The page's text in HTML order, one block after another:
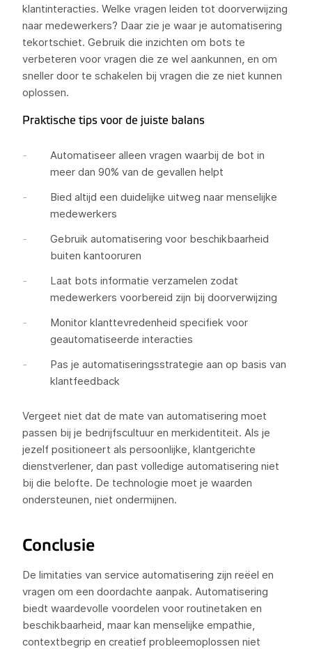
klantinteracties. Welke vragen leiden tot doorverwijzing
naar medewerkers? Daar zie je waar je automatisering
tekortschiet. Gebruik die inzichten om bots te
verbeteren voor vragen die ze wel aankunnen, en om
sneller door te schakelen bij vragen die ze niet kunnen
oplossen.
Praktische tips voor de juiste balans
Automatiseer alleen vragen waarbij de bot in
meer dan 90% van de gevallen helpt
Bied altijd een duidelijke uitweg naar menselijke
medewerkers
Gebruik automatisering voor beschikbaarheid
buiten kantooruren
Laat bots informatie verzamelen zodat
medewerkers voorbereid zijn bij doorverwijzing
Monitor klanttevredenheid specifiek voor
geautomatiseerde interacties
Pas je automatiseringsstrategie aan op basis van
klantfeedback
Vergeet niet dat de mate van automatisering moet
passen bij je bedrijfscultuur en merkidentiteit. Als je
jezelf positioneert als persoonlijke, klantgerichte
dienstverlener, dan past volledige automatisering niet
bij die belofte. De technologie moet je waarden
ondersteunen, niet ondermijnen.
Conclusie
De limitaties van service automatisering zijn reëel en
vragen om een doordachte aanpak. Automatisering
biedt waardevolle voordelen voor routinetaken en
beschikbaarheid, maar kan menselijke empathie,
contextbegrip en creatief probleemoplossen niet